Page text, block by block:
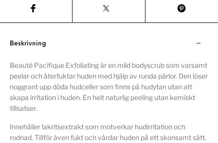
Beskrivning
Beauté Pacifique Exfoliating är en mild bodyscrub som varsamt
peelar och återfuktar huden med hjälp av runda pärlor. Den löser
noggrant upp döda hudceller som finns på hudytan utan att
skapa irritation i huden. En helt naturlig peeling utan kemiskt
tillsatser.
Innehåller lakritsextrakt som motverkar hudirritation och
rodnad. Tillför även fukt och vårdar huden på ett skonsamt sätt.